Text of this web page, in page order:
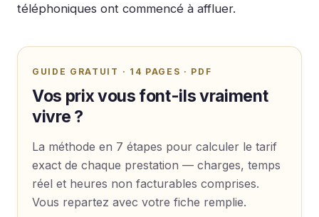
téléphoniques ont commencé à affluer.
GUIDE GRATUIT · 14 PAGES · PDF
Vos prix vous font-ils vraiment
vivre ?
La méthode en 7 étapes pour calculer le tarif
exact de chaque prestation — charges, temps
réel et heures non facturables comprises.
Vous repartez avec votre fiche remplie.